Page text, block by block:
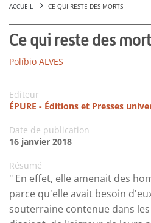
ACCUEIL CE QUI RESTE DES MORTS
Ce qui reste des
Políbio ALVES
Editeur
ÉPURE - Éditions et Presses
Date de publication
16 janvier 2018
Résumé
" En effet, elle amenait des
parce qu'elle avait besoin
souterraine contenue dans